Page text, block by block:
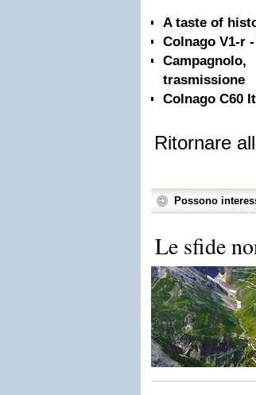
A taste of
Colnago V1-r
trasmissione
Colnago C60
Ritornare
Possono
Le sfide